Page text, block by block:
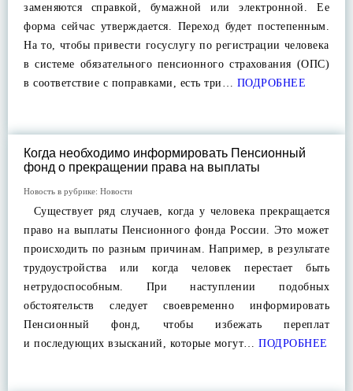
заменяются справкой, бумажной или электронной. Ее
форма сейчас утверждается. Переход будет постепенным.
На то, чтобы привести госуслугу по регистрации человека
в системе обязательного пенсионного страхования (ОПС)
в соответствие с поправками, есть три… ПОДРОБНЕЕ
Когда необходимо информировать Пенсионный
фонд о прекращении права на выплаты
Новость в рубрике: Новости
Существует ряд случаев, когда у человека прекращается
право на выплаты Пенсионного фонда России. Это может
происходить по разным причинам. Например, в результате
трудоустройства или когда человек перестает быть
нетрудоспособным. При наступлении подобных
обстоятельств следует своевременно информировать
Пенсионный фонд, чтобы избежать переплат
и последующих взысканий, которые могут… ПОДРОБНЕЕ